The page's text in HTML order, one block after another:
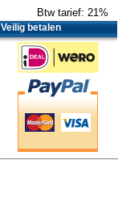
Btw tarief: 21%
Veilig betalen